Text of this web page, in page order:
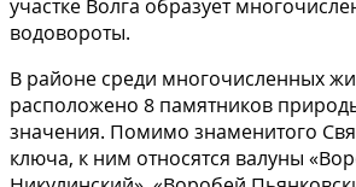
участке Волга образует
водовороты.
В районе среди многочисленных
расположено 8 памятников
значения. Помимо знаменитого
ключа, к ним относятся валуны